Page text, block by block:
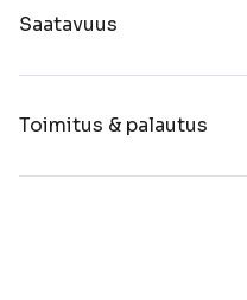
Saatavuus
Toimitus & palautus